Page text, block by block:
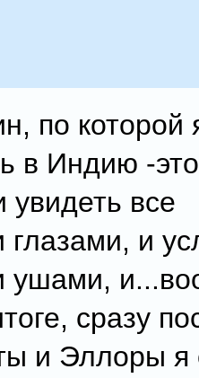
по которой
в Индию -
все
глазами, и
ушами,
сразу
и Эллоры я